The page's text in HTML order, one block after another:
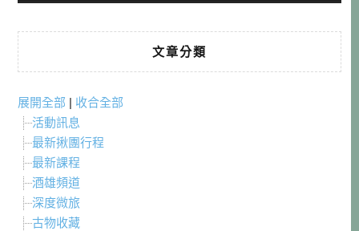
文章分類
展開全部 | 收合全部
活動訊息
最新揪團行程
最新課程
酒雄頻道
深度微旅
古物收藏